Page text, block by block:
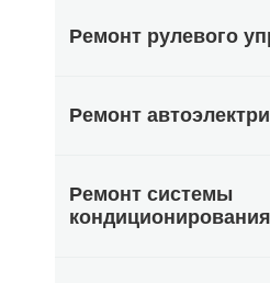
Ремонт рулевого
Ремонт
Ремонт системы
кондиционирования